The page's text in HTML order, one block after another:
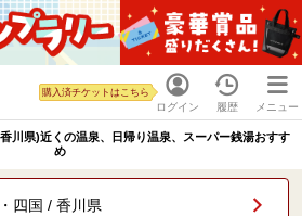
ログイン
購入済チケットはこちら
履歴 メニュー
川県)近くの温泉、日帰り温泉、スーパー銭湯おすす
め
四国 / 香川県